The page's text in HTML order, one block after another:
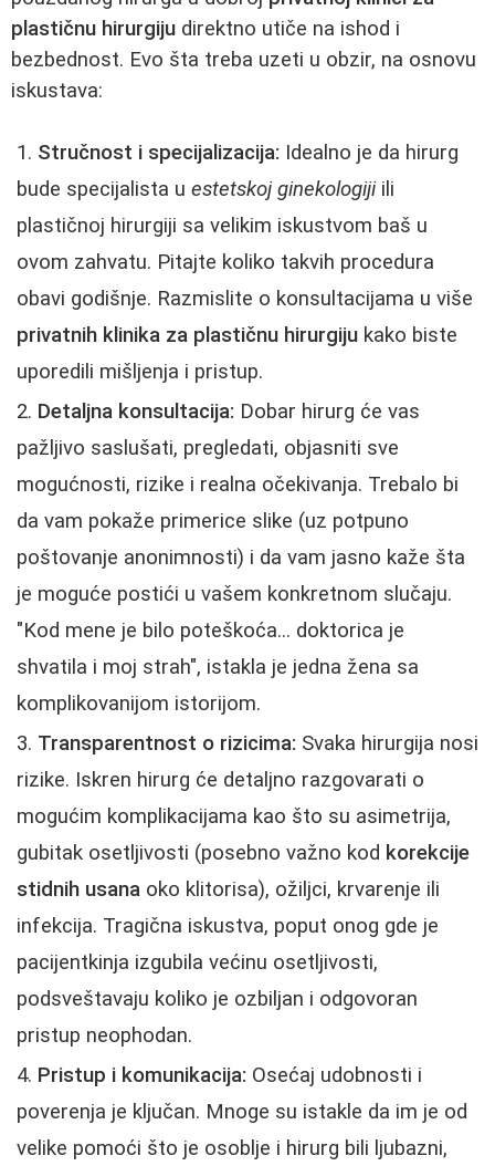
plastičnu hirurgiju direktno utiče na ishod i
bezbednost. Evo šta treba uzeti u obzir, na osnovu
iskustava:
Stručnost i specijalizacija: Idealno je da hirurg
bude specijalista u estetskoj ginekologijiili
plastičnoj hirurgiji sa velikim iskustvom baš u
ovom zahvatu. Pitajte koliko takvih procedura
obavi godišnje. Razmislite o konsultacijama u više
privatnih klinika za plastičnu hirurgiju kako biste
uporedili mišljenja i pristup.
Detaljna konsultacija: Dobar hirurg će vas
pažljivo saslušati, pregledati, objasniti sve
mogućnosti, rizike i realna očekivanja. Trebalo bi
da vam pokaže primerice slike (uz potpuno
poštovanje anonimnosti) i da vam jasno kaže šta
je moguće postići u vašem konkretnom slučaju.
"Kod mene je bilo poteškoća... doktorica je
shvatila i moj strah", istakla je jedna žena sa
komplikovanijom istorijom.
Transparentnost o rizicima: Svaka hirurgija nosi
rizike. Iskren hirurg će detaljno razgovarati o
mogućim komplikacijama kao što su asimetrija,
gubitak osetljivosti (posebno važno kod korekcije
stidnih usana oko klitorisa), ožiljci, krvarenje ili
infekcija. Tragična iskustva, poput onog gde je
pacijentkinja izgubila većinu osetljivosti,
podsveštavaju koliko je ozbiljan i odgovoran
pristup neophodan.
Pristup i komunikacija: Osećaj udobnosti i
poverenja je ključan. Mnoge su istakle da im je od
velike pomoći što je osoblje i hirurg bili ljubazni,